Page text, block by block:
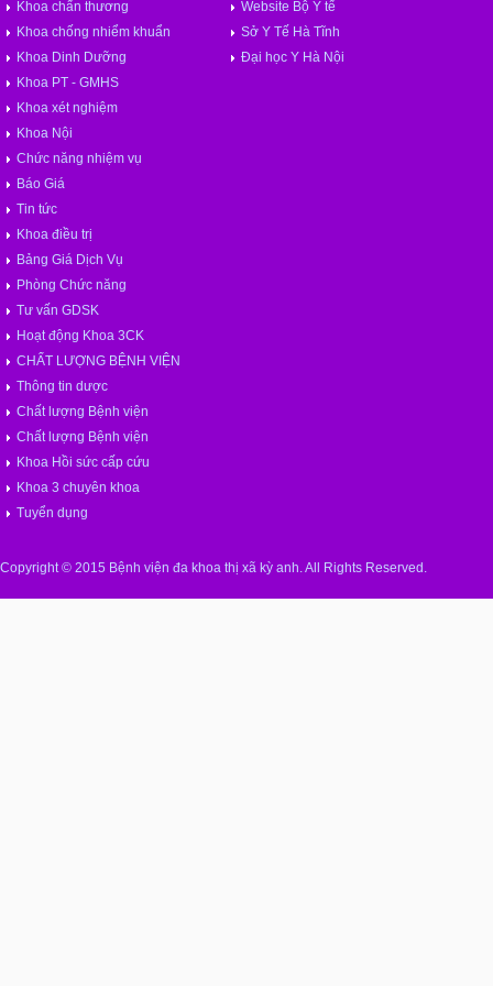
Khoa chấn thương
Khoa chống nhiểm khuẩn
Khoa Dinh Dưỡng
Khoa PT - GMHS
Khoa xét nghiệm
Khoa Nội
Chức năng nhiệm vụ
Báo Giá
Tin tức
Khoa điều trị
Bảng Giá Dịch Vụ
Phòng Chức năng
Tư vấn GDSK
Hoạt động Khoa 3CK
CHẤT LƯỢNG BỆNH VIỆN
Thông tin dược
Chất lượng Bệnh viện
Chất lượng Bệnh viện
Khoa Hồi sức cấp cứu
Khoa 3 chuyên khoa
Tuyển dụng
Website Bộ Y tế
Sở Y Tế Hà Tĩnh
Đại học Y Hà Nội
Copyright © 2015 Bệnh viện đa khoa thị xã kỳ anh. All Rights Reserved.